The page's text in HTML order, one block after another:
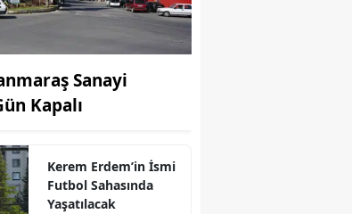
Sanayi
Kapalı
Kerem Erdem’in İsmi
Futbol Sahasında
Yaşatılacak